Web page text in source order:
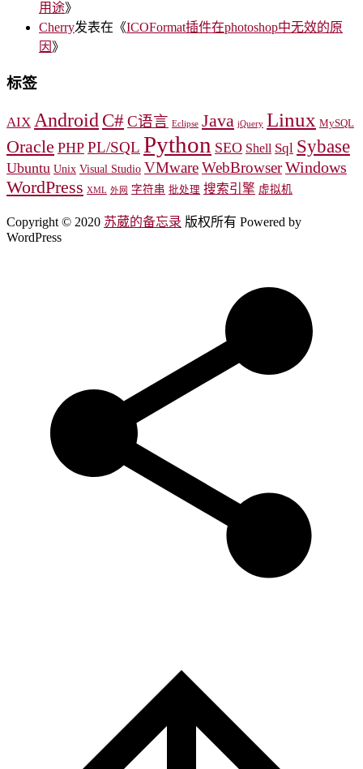
用途》
Cherry发表在《ICOFormat插件在photoshop中无效的原
因 》
标签
AIX Android C# C语言 Eclipse Java jQuery Linux MySQL
Oracle PHP PL/SQL Python SEO Shell Sql Sybase
Ubuntu Unix Visual Studio VMwareWebBrowserWindows
WordPress XML 外网 字符串 批处理 搜索引擎 虚拟机
Copyright © 2020 苏葳的备忘录 版权所有 Powered by
WordPress